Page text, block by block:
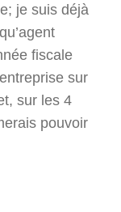
je suis déjà
fiscale
sur
sur les 4
pouvoir